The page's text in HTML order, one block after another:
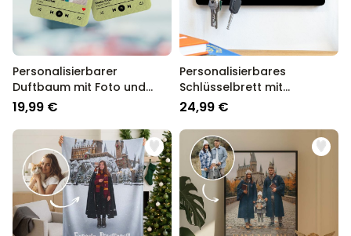
Personalisierbarer
Duftbaum mit Foto und
Song
19,99 €
Personalisierbares
Schlüsselbrett mit
Symbolen und Namen
24,99 €